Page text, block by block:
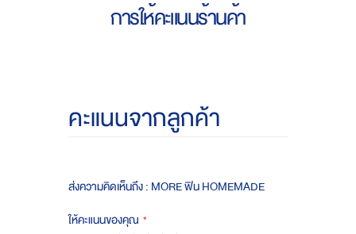
การให้คะแนนร้านค้า
คะแนนจากลูกค้า
ส่งความคิดเห็นถึง : MORE ฟิน HOMEMADE
ให้คะแนนของคุณ